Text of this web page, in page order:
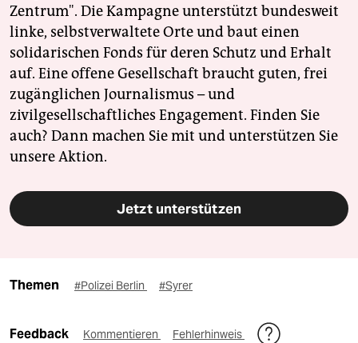
Zentrum". Die Kampagne unterstützt bundesweit
linke, selbstverwaltete Orte und baut einen
solidarischen Fonds für deren Schutz und Erhalt
auf. Eine offene Gesellschaft braucht guten, frei
zugänglichen Journalismus – und
zivilgesellschaftliches Engagement. Finden Sie
auch? Dann machen Sie mit und unterstützen Sie
unsere Aktion.
Jetzt unterstützen
Themen #Polizei Berlin #Syrer
Feedback Kommentieren Fehlerhinweis